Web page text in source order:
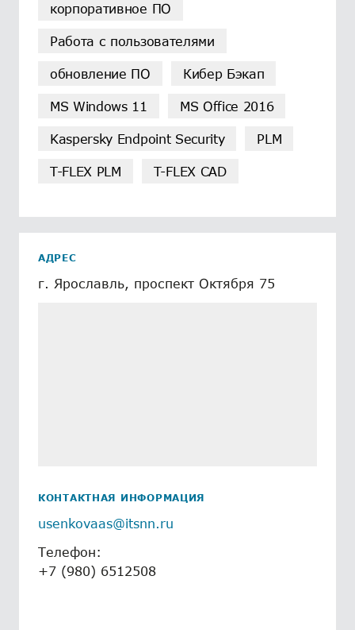
корпоративное ПО
Работа с пользователями
обновление ПО Кибер Бэкап
MS Windows 11 MS Office 2016
Kaspersky Endpoint Security PLM
T-FLEX PLM T-FLEX CAD
АДРЕС
г. Ярославль, проспект Октября 75
КОНТАКТНАЯ ИНФОРМАЦИЯ
usenkovaas@itsnn.ru
Телефон:
+7 (980) 6512508